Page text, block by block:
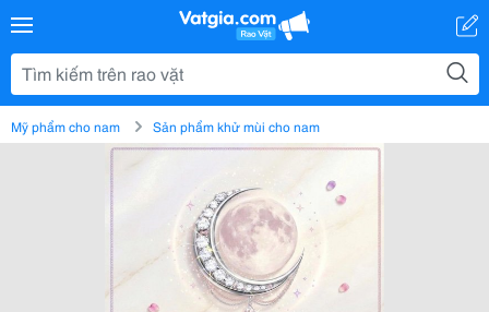
Mỹ phẩm cho nam Sản phẩm khử mùi cho nam